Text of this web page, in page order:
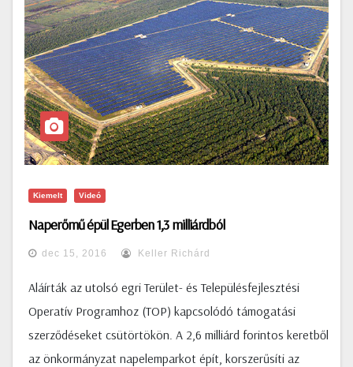
Kiemelt Videó
Naperőmű épül Egerben 1,3 milliárdból
dec 15, 2016 Keller Richárd
Aláírták az utolsó egri Terület- és Településfejlesztési
Operatív Programhoz (TOP) kapcsolódó támogatási
szerződéseket csütörtökön. A 2,6 milliárd forintos keretből
az önkormányzat napelemparkot épít, korszerűsíti az